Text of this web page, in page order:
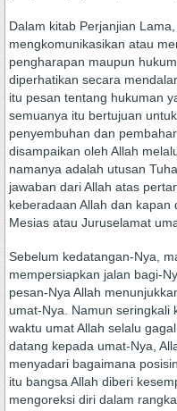
Dalam kitab Perjanjian
mengkomunikasikan atau
pengharapan maupun
diperhatikan secara
itu pesan tentang hukuman
semuanya itu bertujuan
penyembuhan dan
disampaikan oleh Allah
namanya adalah utusan
jawaban dari Allah atas
keberadaan Allah dan
Mesias atau Juruselamat
Sebelum kedatangan-Nya,
mempersiapkan jalan bagi-
pesan-Nya Allah
umat-Nya. Namun seringkali
waktu umat Allah selalu
datang kepada umat-Nya,
menyadari bagaimana
itu bangsa Allah diberi
mengoreksi diri dalam